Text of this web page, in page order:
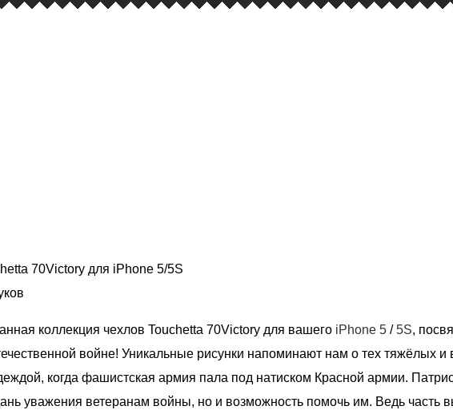
70Victory для iPhone 5/5S
коллекция чехлов Touchetta 70Victory для вашего iPhone 5 /5S,
войне! Уникальные рисунки напоминают нам о тех тяжёлых
когда фашистская армия пала под натиском Красной армии.
уважения ветеранам войны, но и возможность помочь им. Ведь часть